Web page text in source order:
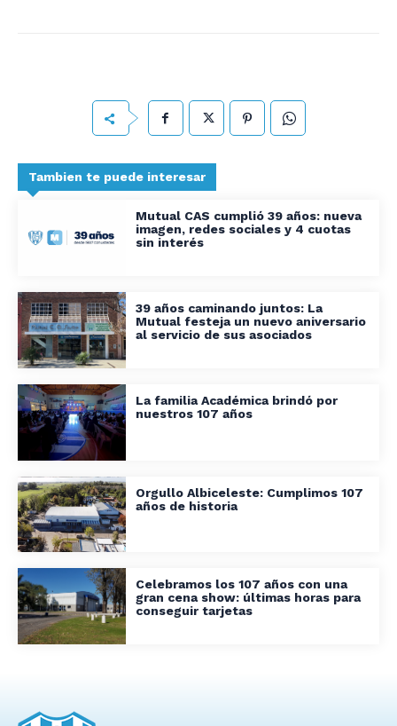
Tambien te puede interesar
Mutual CAS cumplió 39 años: nueva
imagen, redes sociales y 4 cuotas
sin interés
39 años caminando juntos: La
Mutual festeja un nuevo aniversario
al servicio de sus asociados
La familia Académica brindó por
nuestros 107 años
Orgullo Albiceleste: Cumplimos 107
años de historia
Celebramos los 107 años con una
gran cena show: últimas horas para
conseguir tarjetas